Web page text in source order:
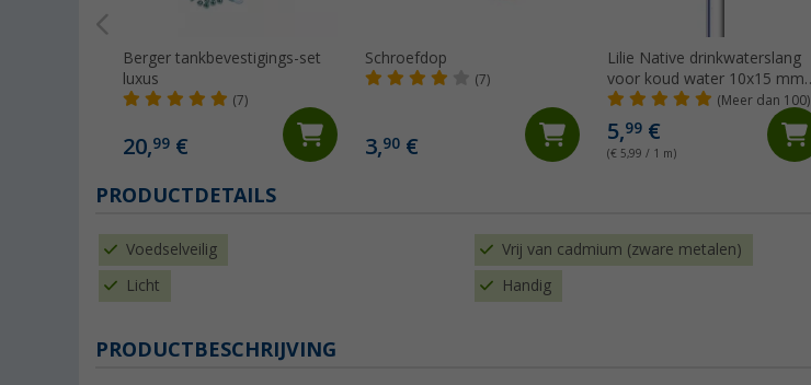
Berger tankbevestigings-set
luxus
(7)
20,99 €
Schroefdop
(7)
3,90 €
Lilie Native drinkwaterslang
voor koud water 10x15 mm
(per meter)
(Meer dan 100)
5,99 €
(€ 5,99 / 1 m)
PRODUCTDETAILS
Voedselveilig Vrij van cadmium (zware metalen)
Licht Handig
PRODUCTBESCHRIJVING